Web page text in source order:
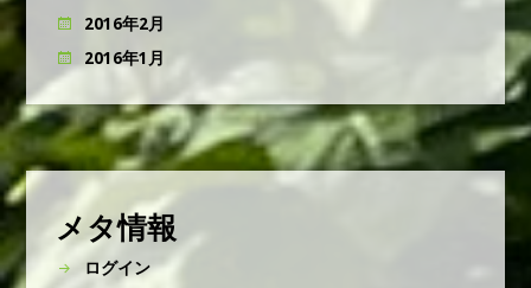
2016年2月
2016年1月
メタ情報
ログイン